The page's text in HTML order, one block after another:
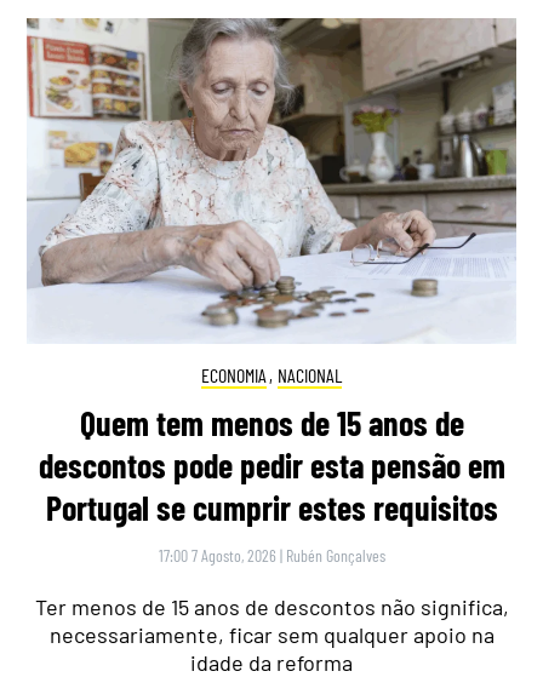
ECONOMIA , NACIONAL
Quem tem menos de 15 anos de
descontos pode pedir esta pensão em
Portugal se cumprir estes requisitos
17:00 7 Agosto, 2026 | Rubén Gonçalves
Ter menos de 15 anos de descontos não significa,
necessariamente, ficar sem qualquer apoio na
idade da reforma